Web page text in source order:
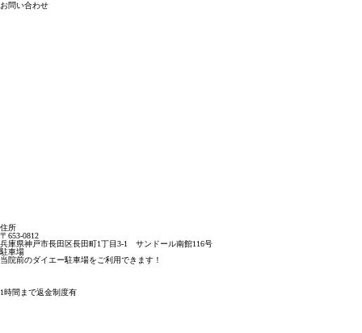
お問い合わせ
住所
〒653-0812
兵庫県神戸市長田区長田町1丁目3-1 サンドール南館116号
駐車場
当院前のダイエー駐車場をご利用できます！
1時間まで返金制度有